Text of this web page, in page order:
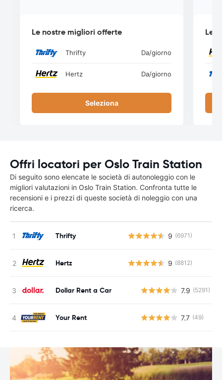
Le nostre migliori offerte
Thrifty Da/giorno
Hertz Da/giorno
Seleziona
Le
Offri locatori per Oslo Train Station
Di seguito sono elencate le società di autonoleggio con le
migliori valutazioni in Oslo Train Station. Confronta tutte le
recensioni e i prezzi di queste società di noleggio con una
ricerca.
Thrifty 9 (6971)
Hertz 9 (8812)
Dollar Rent a Car 7.9 (5291)
Your Rent 7.7 (49)